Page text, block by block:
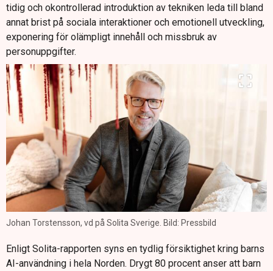
tidig och okontrollerad introduktion av tekniken leda till bland
annat brist på sociala interaktioner och emotionell utveckling,
exponering för olämpligt innehåll och missbruk av
personuppgifter.
Johan Torstensson, vd på Solita Sverige. Bild: Pressbild
Enligt Solita-rapporten syns en tydlig försiktighet kring barns
AI-användning i hela Norden. Drygt 80 procent anser att barn